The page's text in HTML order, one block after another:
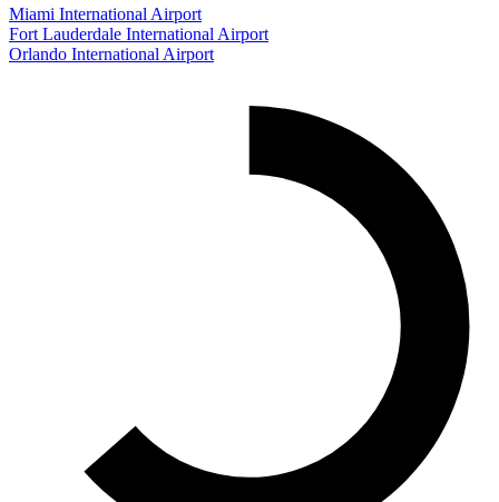
Miami International Airport
Fort Lauderdale International Airport
Orlando International Airport